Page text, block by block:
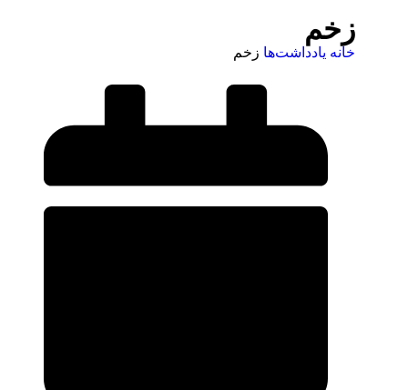
زخم
خانه یادداشت‌ها زخم